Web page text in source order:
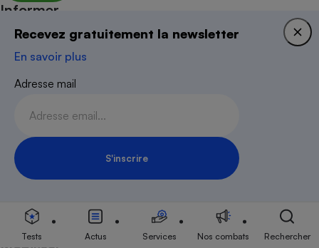
Inscription Newsletter
Recevez gratuitement la newsletter
En savoir plus
Adresse mail
S'inscrire
Informer
S’abonner au site
Commander une parution
Appli Quel Produit
Accompagner
Tous nos comparateurs
Soumettre un litige
Rencontrer une association locale
Mobiliser
Tests Actus Services Nos combats Rechercher